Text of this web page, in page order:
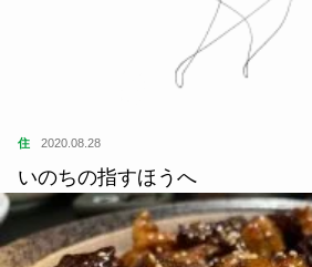
住 2020.08.28
いのちの指すほうへ